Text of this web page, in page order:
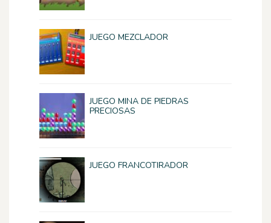
JUEGO MEZCLADOR
JUEGO MINA DE PIEDRAS
PRECIOSAS
JUEGO FRANCOTIRADOR